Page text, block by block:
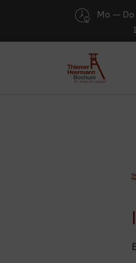
Zum Hauptinhalt springen
Mo —